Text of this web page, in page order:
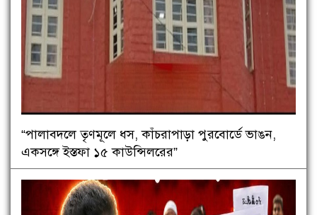
“পালাবদলে তৃণমূলে ধস, কাঁচরাপাড়া পুরবোর্ডে ভাঙন,
একসঙ্গে ইস্তফা ১৫ কাউন্সিলরের”